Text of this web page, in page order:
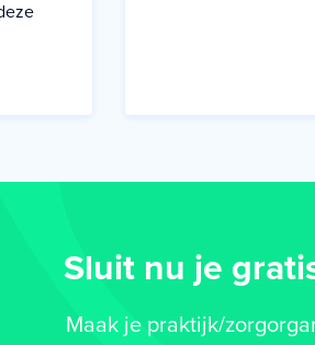
Sluit nu je
Maak je praktijk/